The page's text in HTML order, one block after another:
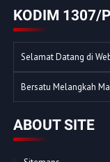
KODIM 1307/
Selamat Datang di
Bersatu Melangkah
ABOUT SITE